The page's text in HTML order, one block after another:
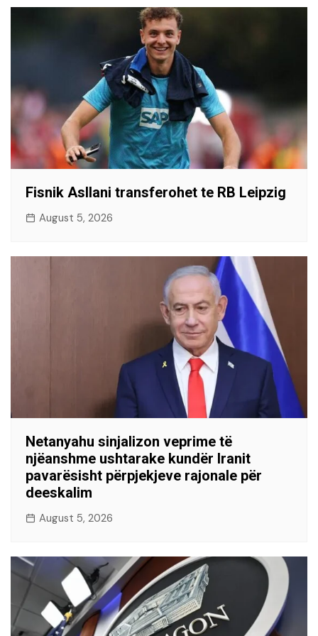
Fisnik Asllani transferohet te RB Leipzig
August 5, 2026
Netanyahu sinjalizon veprime të
njëanshme ushtarake kundër Iranit
pavarësisht përpjekjeve rajonale për
deeskalim
August 5, 2026